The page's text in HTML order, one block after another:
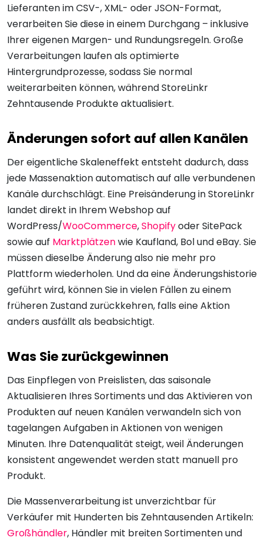
Lieferanten im CSV-, XML- oder JSON-Format,
verarbeiten Sie diese in einem Durchgang – inklusive
Ihrer eigenen Margen- und Rundungsregeln. Große
Verarbeitungen laufen als optimierte
Hintergrundprozesse, sodass Sie normal
weiterarbeiten können, während StoreLinkr
Zehntausende Produkte aktualisiert.
Änderungen sofort auf allen Kanälen
Der eigentliche Skaleneffekt entsteht dadurch, dass
jede Massenaktion automatisch auf alle verbundenen
Kanäle durchschlägt. Eine Preisänderung in StoreLinkr
landet direkt in Ihrem Webshop auf
WordPress/WooCommerce,Shopifyoder SitePack
sowie auf Marktplätzenwie Kaufland, Bol und eBay. Sie
müssen dieselbe Änderung also nie mehr pro
Plattform wiederholen. Und da eine Änderungshistorie
geführt wird, können Sie in vielen Fällen zu einem
früheren Zustand zurückkehren, falls eine Aktion
anders ausfällt als beabsichtigt.
Was Sie zurückgewinnen
Das Einpflegen von Preislisten, das saisonale
Aktualisieren Ihres Sortiments und das Aktivieren von
Produkten auf neuen Kanälen verwandeln sich von
tagelangen Aufgaben in Aktionen von wenigen
Minuten. Ihre Datenqualität steigt, weil Änderungen
konsistent angewendet werden statt manuell pro
Produkt.
Die Massenverarbeitung ist unverzichtbar für
Verkäufer mit Hunderten bis Zehntausenden Artikeln:
Großhändler, Händler mit breiten Sortimenten und